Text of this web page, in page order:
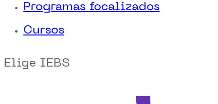
Programas focalizados
Cursos
Elige IEBS